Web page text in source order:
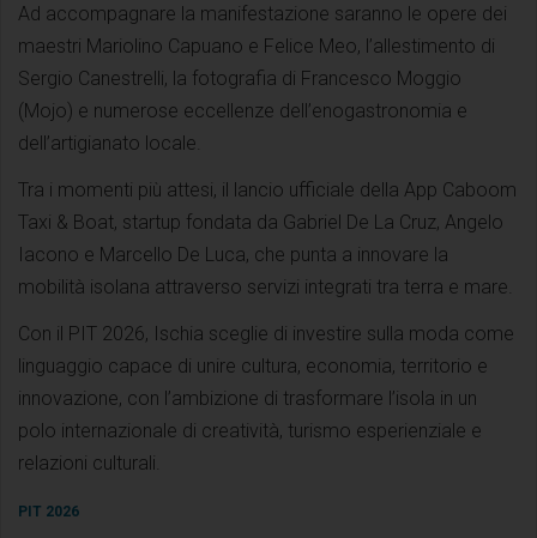
Ad accompagnare la manifestazione saranno le opere dei
maestri Mariolino Capuano e Felice Meo, l’allestimento di
Sergio Canestrelli, la fotografia di Francesco Moggio
(Mojo) e numerose eccellenze dell’enogastronomia e
dell’artigianato locale.
Tra i momenti più attesi, il lancio ufficiale della App Caboom
Taxi & Boat, startup fondata da Gabriel De La Cruz, Angelo
Iacono e Marcello De Luca, che punta a innovare la
mobilità isolana attraverso servizi integrati tra terra e mare.
Con il PIT 2026, Ischia sceglie di investire sulla moda come
linguaggio capace di unire cultura, economia, territorio e
innovazione, con l’ambizione di trasformare l’isola in un
polo internazionale di creatività, turismo esperienziale e
relazioni culturali.
PIT 2026